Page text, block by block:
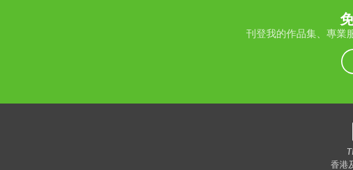
刊登我的作品集、專業
香港